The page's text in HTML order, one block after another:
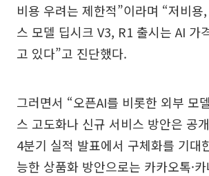
비용 우려는 제한적”이라며 “저비용
스 모델 딥시크 V3, R1 출시는 AI 가
고 있다”고 진단했다.
그러면서 “오픈AI를 비롯한 외부 모
스 고도화나 신규 서비스 방안은 공
4분기 실적 발표에서 구체화를 기대
능한 상품화 방안으로는 카카오톡·